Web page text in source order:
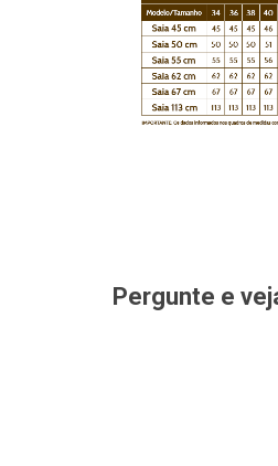
Pergunte e